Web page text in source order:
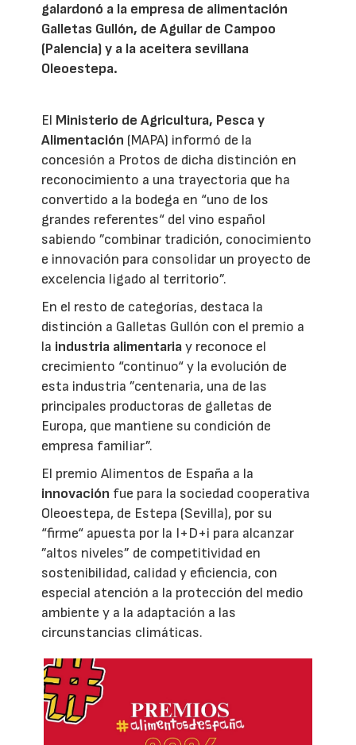
galardonó a la empresa de alimentación
Galletas Gullón, de Aguilar de Campoo
(Palencia) y a la aceitera sevillana
Oleoestepa.
El Ministerio de Agricultura, Pesca y
Alimentación (MAPA) informó de la
concesión a Protos de dicha distinción en
reconocimiento a una trayectoria que ha
convertido a la bodega en “uno de los
grandes referentes“ del vino español
sabiendo ”combinar tradición, conocimiento
e innovación para consolidar un proyecto de
excelencia ligado al territorio”.
En el resto de categorías, destaca la
distinción a Galletas Gullón con el premio a
la industria alimentariay reconoce el
crecimiento “continuo“ y la evolución de
esta industria ”centenaria, una de las
principales productoras de galletas de
Europa, que mantiene su condición de
empresa familiar”.
El premio Alimentos de España a la
innovación fue para la sociedad cooperativa
Oleoestepa, de Estepa (Sevilla), por su
“firme“ apuesta por la I+D+i para alcanzar
”altos niveles” de competitividad en
sostenibilidad, calidad y eficiencia, con
especial atención a la protección del medio
ambiente y a la adaptación a las
circunstancias climáticas.